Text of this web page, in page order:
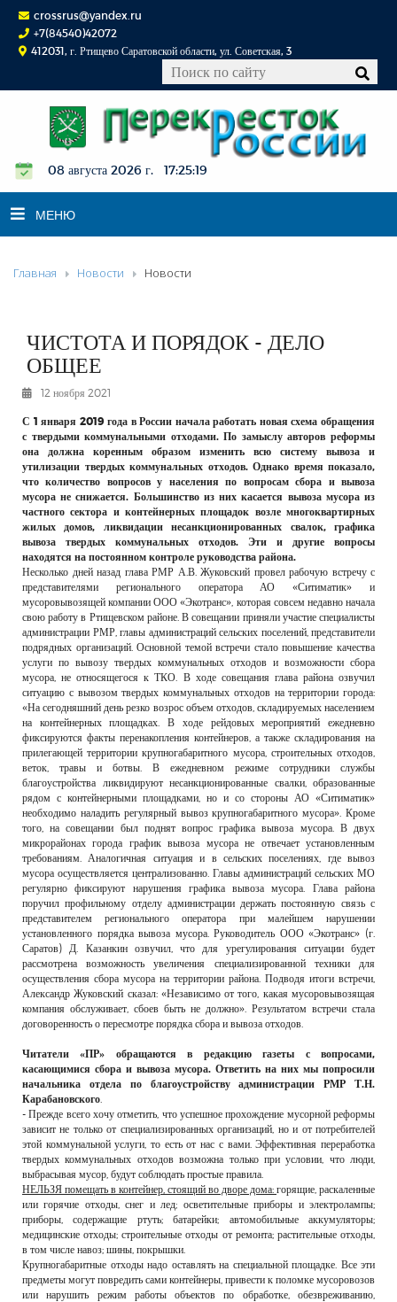
crossrus@yandex.ru
+7(84540)42072
412031, г. Ртищево Саратовской области, ул. Советская, 3
08 августа 2026 г. 17:25:20
МЕНЮ
НОВОСТИ
К СВЕДЕНИЮ
КОНКУРСЫ
ФОТОРЕПОРТАЖИ
РЕКЛАМОДАТЕЛЯМ
ОБЪЯВЛЕНИЯ
КОНТАКТЫ
Главная Новости Новости
ЧИСТОТА И ПОРЯДОК - ДЕЛО
ОБЩЕЕ
12 ноября 2021
С 1 января 2019 года в России начала работать новая схема обращения
с твердыми коммунальными отходами. По замыслу авторов реформы
она должна коренным образом изменить всю систему вывоза и
утилизации твердых коммунальных отходов. Однако время показало,
что количество вопросов у населения по вопросам сбора и вывоза
мусора не снижается. Большинство из них касается вывоза мусора из
частного сектора и контейнерных площадок возле многоквартирных
жилых домов, ликвидации несанкционированных свалок, графика
вывоза твердых коммунальных отходов. Эти и другие вопросы
находятся на постоянном контроле руководства района.
Несколько дней назад глава РМР А.В. Жуковский провел рабочую встречу с
представителями регионального оператора АО «Ситиматик» и
мусоровывозящей компании ООО «Экотранс», которая совсем недавно начала
свою работу в Ртищевском районе. В совещании приняли участие специалисты
администрации РМР, главы администраций сельских поселений, представители
подрядных организаций. Основной темой встречи стало повышение качества
услуги по вывозу твердых коммунальных отходов и возможности сбора
мусора, не относящегося к ТКО. В ходе совещания глава района озвучил
ситуацию с вывозом твердых коммунальных отходов на территории города:
«На сегодняшний день резко возрос объем отходов, складируемых населением
на контейнерных площадках. В ходе рейдовых мероприятий ежедневно
фиксируются факты перенакопления контейнеров, а также складирования на
прилегающей территории крупногабаритного мусора, строительных отходов,
веток, травы и ботвы. В ежедневном режиме сотрудники службы
благоустройства ликвидируют несанкционированные свалки, образованные
рядом с контейнерными площадками, но и со стороны АО «Ситиматик»
необходимо наладить регулярный вывоз крупногабаритного мусора». Кроме
того, на совещании был поднят вопрос графика вывоза мусора. В двух
микрорайонах города график вывоза мусора не отвечает установленным
требованиям. Аналогичная ситуация и в сельских поселениях, где вывоз
мусора осуществляется централизованно. Главы администраций сельских МО
регулярно фиксируют нарушения графика вывоза мусора. Глава района
поручил профильному отделу администрации держать постоянную связь с
представителем регионального оператора при малейшем нарушении
установленного порядка вывоза мусора. Руководитель ООО «Экотранс» (г.
Саратов) Д. Казанкин озвучил, что для урегулирования ситуации будет
рассмотрена возможность увеличения специализированной техники для
осуществления сбора мусора на территории района. Подводя итоги встречи,
Александр Жуковский сказал: «Независимо от того, какая мусоровывозящая
компания обслуживает, сбоев быть не должно». Результатом встречи стала
договоренность о пересмотре порядка сбора и вывоза отходов.
Читатели «ПР» обращаются в редакцию газеты с вопросами,
касающимися сбора и вывоза мусора. Ответить на них мы попросили
начальника отдела по благоустройству администрации РМР Т.Н.
Карабановского
- Прежде всего хочу отметить, что успешное прохождение мусорной реформы
зависит не только от специализированных организаций, но и от потребителей
этой коммунальной услуги, то есть от нас с вами. Эффективная переработка
твердых коммунальных отходов возможна только при условии, что люди,
выбрасывая мусор, будут соблюдать простые правила.
НЕЛЬЗЯ помещать в контейнер, стоящий во дворе дома: горящие, раскаленные
или горячие отходы, снег и лед; осветительные приборы и электролампы;
приборы, содержащие ртуть; батарейки; автомобильные аккумуляторы;
медицинские отходы; строительные отходы от ремонта; растительные отходы,
в том числе навоз; шины, покрышки.
Крупногабаритные отходы надо оставлять на специальной площадке. Все эти
предметы могут повредить сами контейнеры, привести к поломке мусоровозов
или нарушить режим работы объектов по обработке, обезвреживанию,